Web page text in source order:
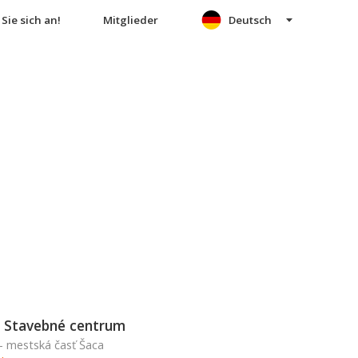
sich an! Mitglieder Deutsch
Stavebné centrum
mestská časť Šaca